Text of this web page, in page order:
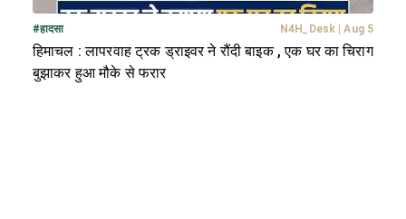
#हादसा N4H_Desk | Aug 5
हिमाचल : लापरवाह ट्रक ड्राइवर ने रौंदी बाइक , एक घर का चिराग
बुझाकर हुआ मौके से फरार